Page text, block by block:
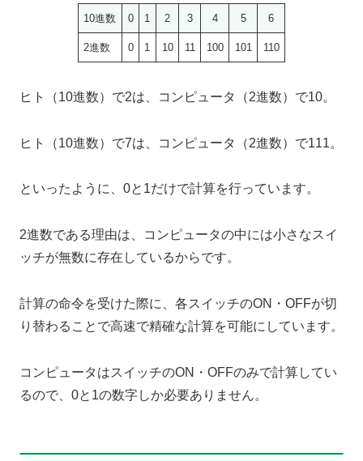
10進数 0 1 2 3 4 5 6
2進数 0 1 10 11 100 101 110
ヒト（10進数）で2は、コンピュータ（2進数）で10。
ヒト（10進数）で7は、コンピュータ（2進数）で111。
といったように、0と1だけで計算を行っています。
2進数である理由は、コンピュータの中には小さなスイ
ッチが無数に存在しているからです。
計算の命令を受けた際に、各スイッチのON・OFFが切
り替わることで高速で精確な計算を可能にしています。
コンピュータはスイッチのON・OFFのみで計算してい
るので、0と1の数字しか必要ありません。